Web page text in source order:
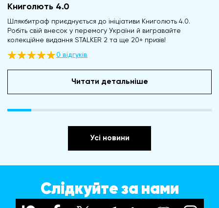
Книголють 4.0
Шлякбитраф приєднується до ініціативи Книголють 4.0.
Робіть свій внесок у перемогу України й вигравайте
колекційне видання STALKER 2 та ще 20+ призів!
0 відгуків
Читати детальніше
Усі новини
Слідкуйте за нами